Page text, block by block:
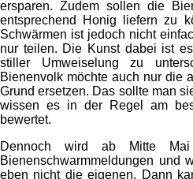
ersparen. Zudem sollen die
entsprechend Honig liefern zu
Schwärmen ist jedoch nicht
nur teilen. Die Kunst dabei ist
stiller Umweiselung zu
Bienenvolk möchte auch nur die
Grund ersetzen. Das sollte man
wissen es in der Regel am
bewertet.
Dennoch wird ab Mitte
Bienenschwarmmeldungen und
eben nicht die eigenen. Dann